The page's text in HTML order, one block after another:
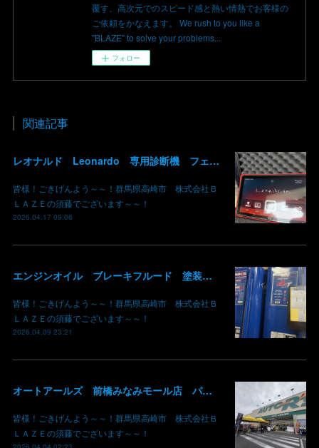
覆す、高次元でのスピード感と熱い情熱でお客様の
ご依頼をかなえます。 We rush to you like a
"BLAZE" to solve your problems...
フォロー
関連記事
レオナルド Leonardo 専用診断機 フェラーリ ランボルギーニ マクラーレン ロールスロイス アストンマーチン ベントレー マセラッティ 関東 北関東 群馬 高崎
皆様！ごきげんよう～～！群馬県高崎市 株式会社Ｂ
ＬＡＺＥの須藤でございます～～！
2026.04.17 09:06
エンジンオイル ブレーキフルード 塗装用シンナー あります！ 価格現状維持 価格吸収 原油不足 値段高騰 群馬 高崎
皆様！ごきげんよう～～！群馬県高崎市 株式会社Ｂ
ＬＡＺＥの須藤でございます～～！
2026.04.09 23:21
オートアールズ 前橋みなみモール店 パワーモールフェス イベント デントリペア 鈑金修理 塗装 出店 キズ へこみ 国産車 輸入車 雹 群馬 高崎 前橋
皆様！ごきげんよう～～！群馬県高崎市 株式会社Ｂ
ＬＡＺＥの須藤でございます～～！